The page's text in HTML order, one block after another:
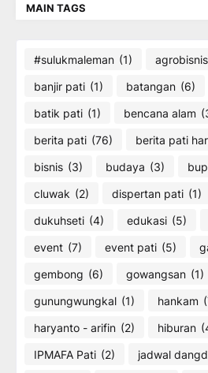
MAIN TAGS
#sulukmaleman (1) agrobisnis
banjir pati (1) batangan (6)
batik pati (1) bencana alam
berita pati (76) berita pati
bisnis (3) budaya (3)
cluwak (2) dispertan pati (1)
dukuhseti (4) edukasi (5)
event (7) event pati (5)
gembong (6) gowangsan (1)
gunungwungkal (1) hankam
haryanto - arifin (2) hiburan
IPMAFA Pati (2) jadwal